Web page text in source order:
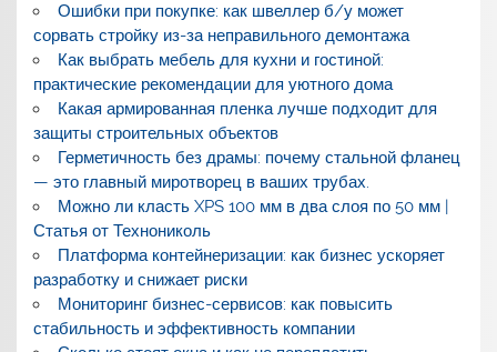
Ошибки при покупке: как швеллер б/у может
сорвать стройку из-за неправильного демонтажа
Как выбрать мебель для кухни и гостиной:
практические рекомендации для уютного дома
Какая армированная пленка лучше подходит для
защиты строительных объектов
Герметичность без драмы: почему стальной фланец
— это главный миротворец в ваших трубах.
Можно ли класть XPS 100 мм в два слоя по 50 мм |
Статья от Технониколь
Платформа контейнеризации: как бизнес ускоряет
разработку и снижает риски
Мониторинг бизнес-сервисов: как повысить
стабильность и эффективность компании